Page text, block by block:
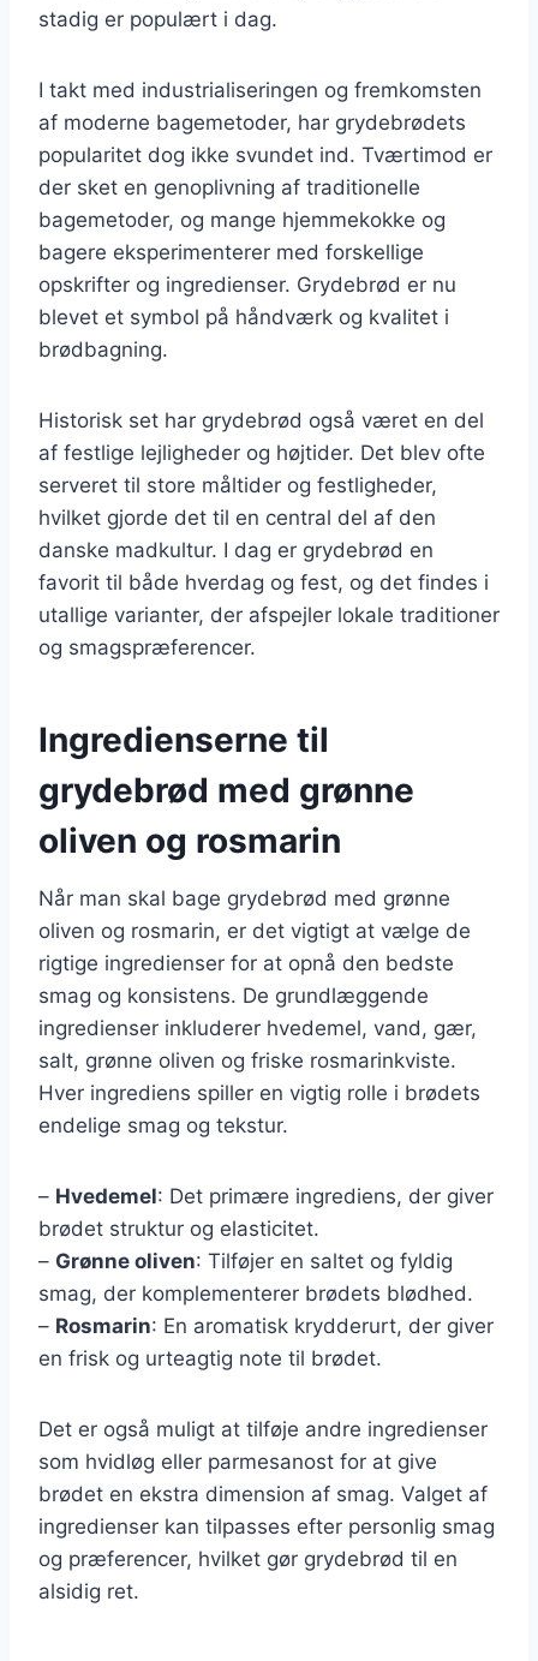
stadig er populært i dag.
I takt med industrialiseringen og fremkomsten
af moderne bagemetoder, har grydebrødets
popularitet dog ikke svundet ind. Tværtimod er
der sket en genoplivning af traditionelle
bagemetoder, og mange hjemmekokke og
bagere eksperimenterer med forskellige
opskrifter og ingredienser. Grydebrød er nu
blevet et symbol på håndværk og kvalitet i
brødbagning.
Historisk set har grydebrød også været en del
af festlige lejligheder og højtider. Det blev ofte
serveret til store måltider og festligheder,
hvilket gjorde det til en central del af den
danske madkultur. I dag er grydebrød en
favorit til både hverdag og fest, og det findes i
utallige varianter, der afspejler lokale traditioner
og smagspræferencer.
Ingredienserne til
grydebrød med grønne
oliven og rosmarin
Når man skal bage grydebrød med grønne
oliven og rosmarin, er det vigtigt at vælge de
rigtige ingredienser for at opnå den bedste
smag og konsistens. De grundlæggende
ingredienser inkluderer hvedemel, vand, gær,
salt, grønne oliven og friske rosmarinkviste.
Hver ingrediens spiller en vigtig rolle i brødets
endelige smag og tekstur.
– Hvedemel: Det primære ingrediens, der giver
brødet struktur og elasticitet.
– Grønne oliven: Tilføjer en saltet og fyldig
smag, der komplementerer brødets blødhed.
– Rosmarin: En aromatisk krydderurt, der giver
en frisk og urteagtig note til brødet.
Det er også muligt at tilføje andre ingredienser
som hvidløg eller parmesanost for at give
brødet en ekstra dimension af smag. Valget af
ingredienser kan tilpasses efter personlig smag
og præferencer, hvilket gør grydebrød til en
alsidig ret.